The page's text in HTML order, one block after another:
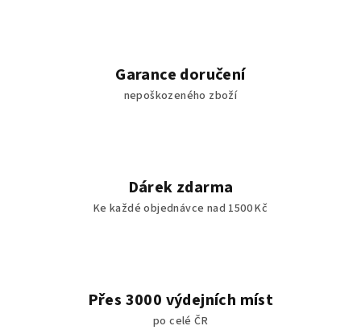
Garance doručení
nepoškozeného zboží
Dárek zdarma
Ke každé objednávce nad 1500 Kč
Přes 3000 výdejních míst
po celé ČR